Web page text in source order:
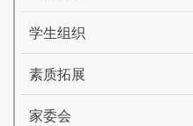
学生组织
素质拓展
家委会